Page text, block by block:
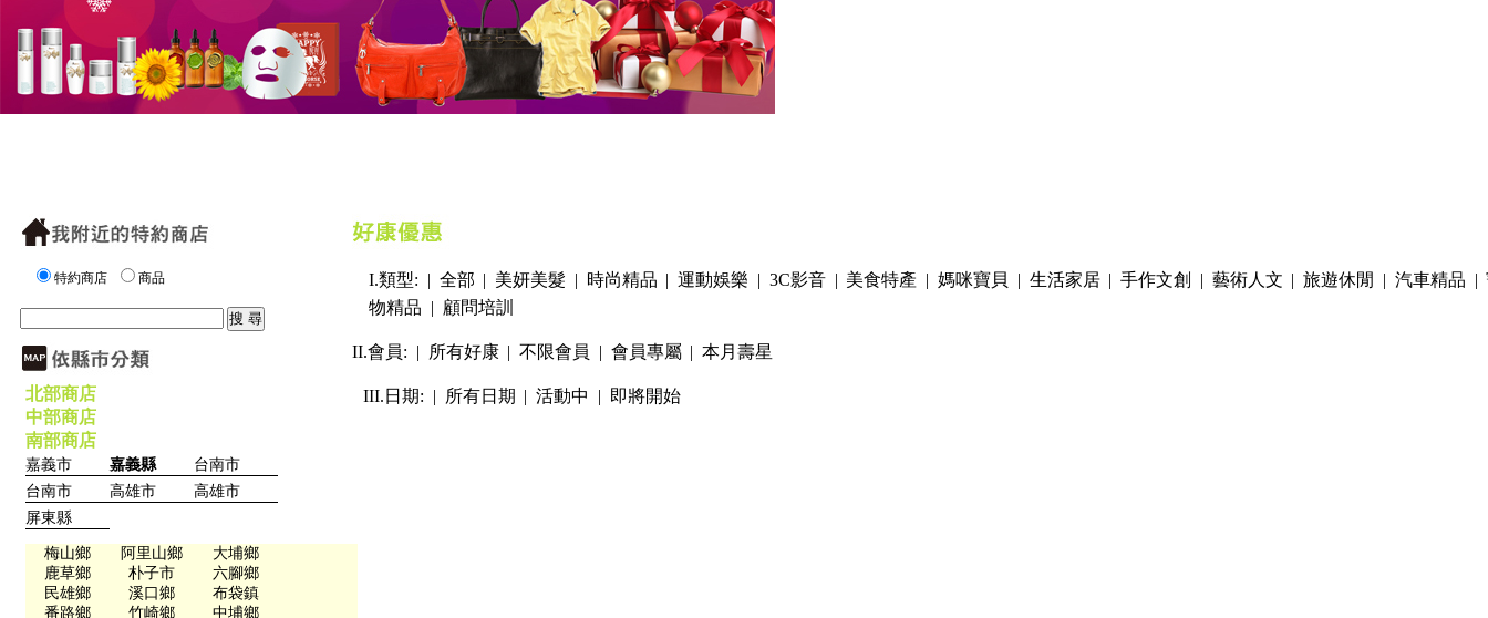
特約商店 商品
北部商店
中部商店
南部商店
嘉義市 嘉義縣
台南市
台南市
高雄市
高雄市
屏東縣
梅山鄉 阿里山鄉
大埔鄉
鹿草鄉
朴子市
六腳鄉
民雄鄉
溪口鄉
布袋鎮
番路鄉
竹崎鄉 中埔鄉
I.類型: | 全部 | 美妍美髮 | 時尚精品 |運動娛樂 | 3C影音| 美食特產 | 媽咪寶貝 | 生活家居|手作文創 | 藝術人文 |旅遊休閒 | 汽車精品 |
物精品 | 顧問培訓
II.會員: | 所有好康|不限會員 | 會員專屬|本月壽星
III.日期: | 所有日期 |活動中 | 即將開始